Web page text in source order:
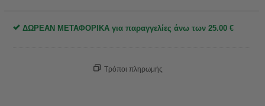
ΔΩΡΕΑΝ ΜΕΤΑΦΟΡΙΚΑ για παραγγελίες άνω των 25.00 €
Τρόποι πληρωμής